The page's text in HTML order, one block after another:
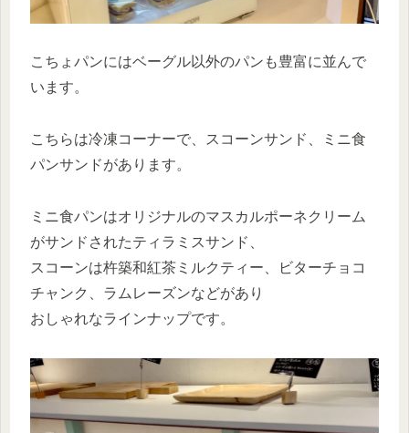
こちょパンにはベーグル以外のパンも豊富に並んで
います。
こちらは冷凍コーナーで、スコーンサンド、ミニ食
パンサンドがあります。
ミニ食パンはオリジナルのマスカルポーネクリーム
がサンドされたティラミスサンド、
スコーンは杵築和紅茶ミルクティー、ビターチョコ
チャンク、ラムレーズンなどがあり
おしゃれなラインナップです。